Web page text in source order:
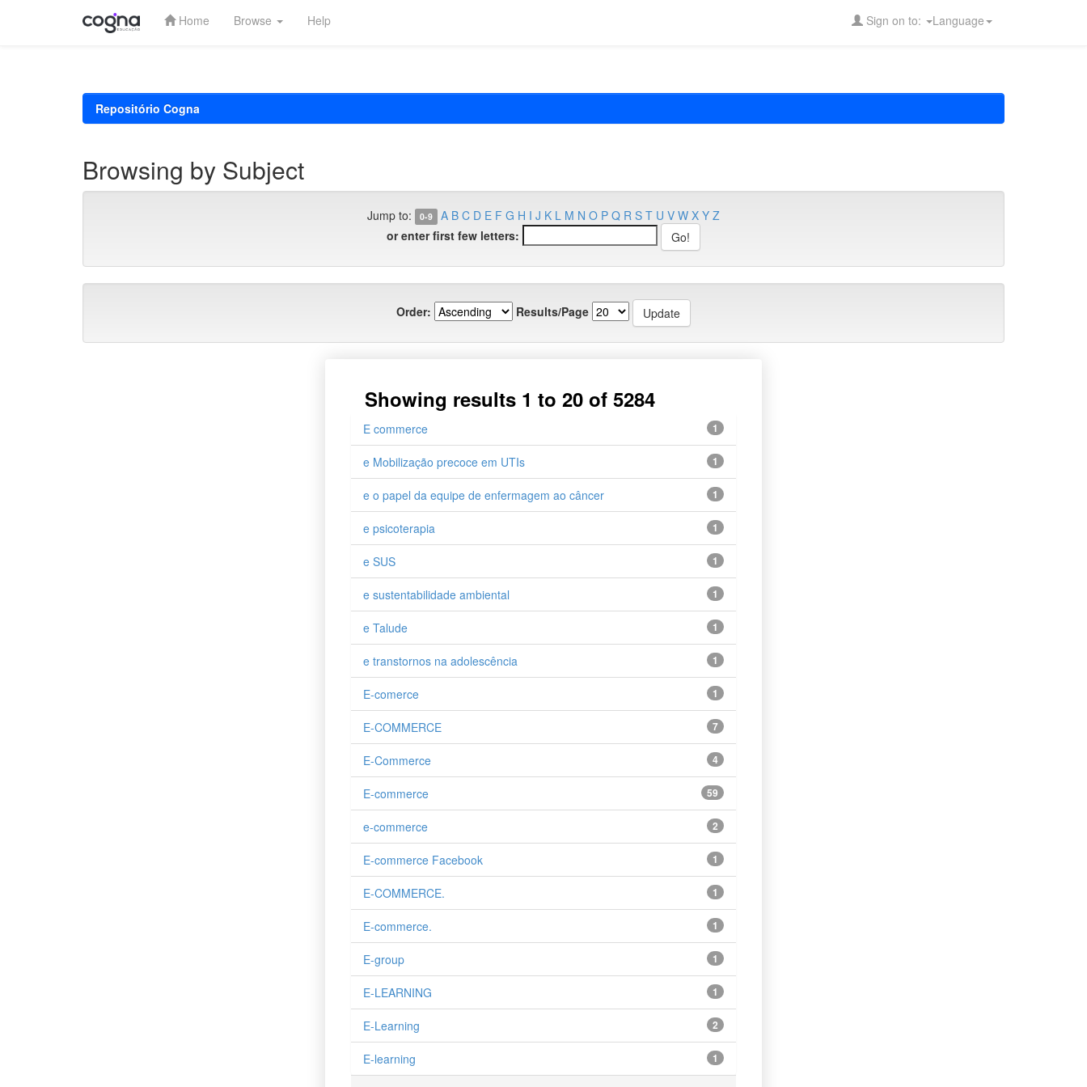
Home Browse Help Language
Sign on to:
Repositório Cogna
Browsing by Subject
Jump to: 0-9 A B C D E F G H I J K L M N O P Q R S T U V W X Y Z
or enter first few letters:
Order: Results/Page
Showing results 1 to 20 of 5284
E commerce 1
e Mobilização precoce em UTIs 1
e o papel da equipe de enfermagem ao câncer 1
e psicoterapia 1
e SUS 1
e sustentabilidade ambiental 1
e Talude 1
e transtornos na adolescência 1
E-comerce 1
E-COMMERCE 7
E-Commerce 4
E-commerce 59
e-commerce 2
E-commerce Facebook 1
E-COMMERCE. 1
E-commerce. 1
E-group 1
E-LEARNING 1
E-Learning 2
E-learning 1